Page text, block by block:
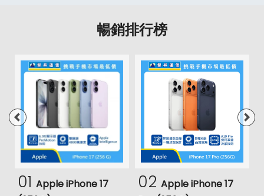
暢銷排行榜
01 Apple iPhone 17
02 Apple iPhone 17